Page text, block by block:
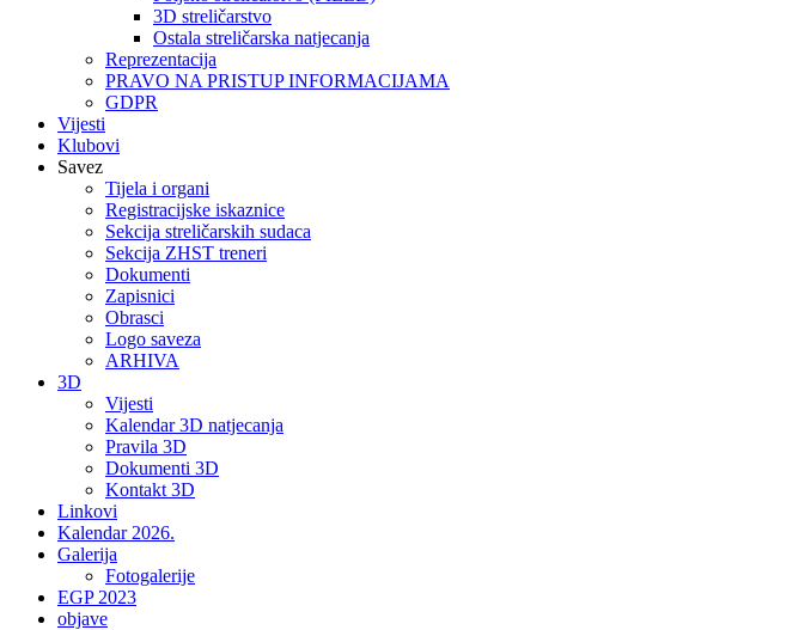
3D streličarstvo
Ostala streličarska natjecanja
Reprezentacija
PRAVO NA PRISTUP INFORMACIJAMA
GDPR
Vijesti
Klubovi
Savez
Tijela i organi
Registracijske iskaznice
Sekcija streličarskih sudaca
Sekcija ZHST treneri
Dokumenti
Zapisnici
Obrasci
Logo saveza
ARHIVA
3D
Vijesti
Kalendar 3D natjecanja
Pravila 3D
Dokumenti 3D
Kontakt 3D
Linkovi
Kalendar 2026.
Galerija
Fotogalerije
EGP 2023
objave